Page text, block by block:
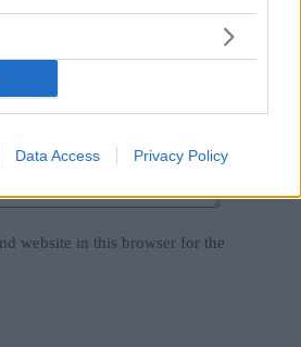
Data Access Privacy Policy
website in this browser for the